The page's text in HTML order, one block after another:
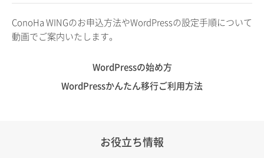
ConoHa WINGのお申込方法やWordPressの設定手順について
動画でご案内いたします。
WordPressの始め方
WordPressかんたん移行ご利用方法
お役立ち情報